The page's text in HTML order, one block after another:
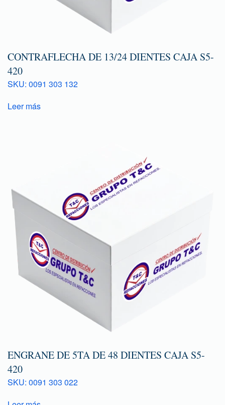
CONTRAFLECHA DE 13/24 DIENTES CAJA S5-
420
SKU: 0091 303 132
Leer más
ENGRANE DE 5TA DE 48 DIENTES CAJA S5-
420
SKU: 0091 303 022